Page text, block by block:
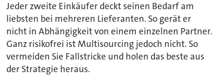
Jeder zweite Einkäufer deckt seinen Bedarf am
liebsten bei mehreren Lieferanten. So gerät er
nicht in Abhängigkeit von einem einzelnen Partner.
Ganz risikofrei ist Multisourcing jedoch nicht. So
vermeiden Sie Fallstricke und holen das beste aus
der Strategie heraus.